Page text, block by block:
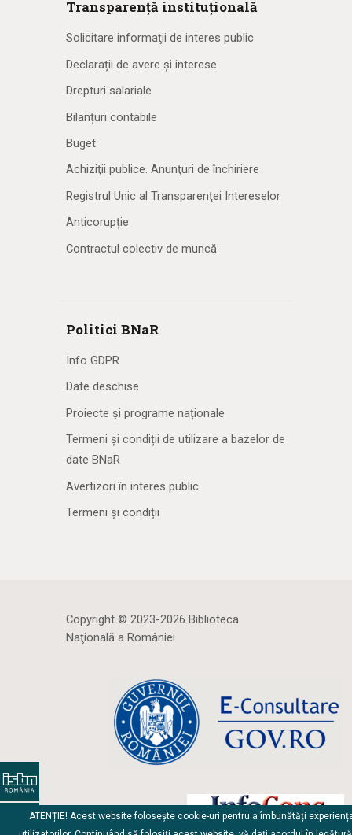
Transparență instituțională
Solicitare informaţii de interes public
Declarații de avere și interese
Drepturi salariale
Bilanțuri contabile
Buget
Achiziţii publice. Anunţuri de închiriere
Registrul Unic al Transparenţei Intereselor
Anticorupție
Contractul colectiv de muncă
Politici BNaR
Info GDPR
Date deschise
Proiecte și programe naționale
Termeni și condiții de utilizare a bazelor de
date BNaR
Avertizori în interes public
Termeni și condiții
Copyright © 2023-2026 Biblioteca
Naţională a României
ATENȚIE! Acest website folosește cookie-uri pentru a îmbunătăți